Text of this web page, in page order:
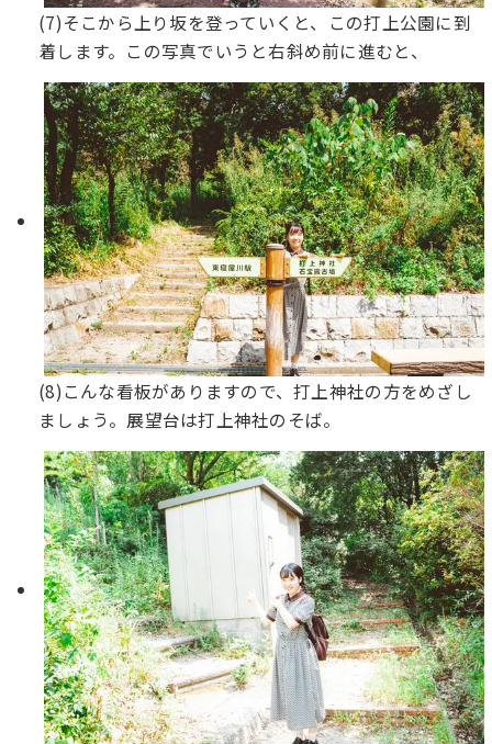
(7)そこから上り坂を登っていくと、この打上公園に到
着します。この写真でいうと右斜め前に進むと、
(8)こんな看板がありますので、打上神社の方をめざし
ましょう。展望台は打上神社のそば。